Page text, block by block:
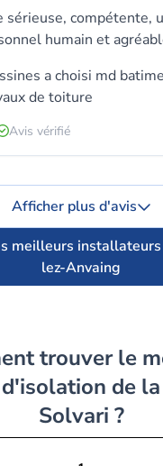
sérieuse, compétente,
humain et
a choisi md
de toiture
Avis vérifié
meilleurs
lez-Anvaing
Afficher plus d'avis
de
Solvari ?